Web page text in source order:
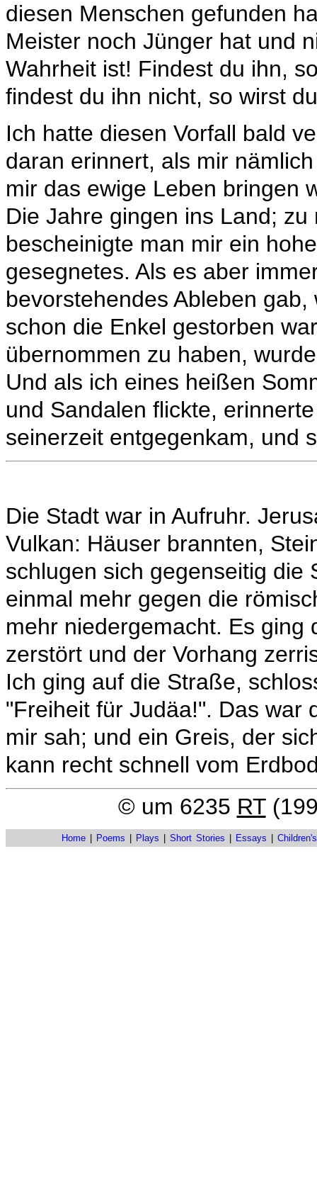
diesen Menschen gefunden
Meister noch Jünger hat und
Wahrheit ist! Findest du ihn,
findest du ihn nicht, so wirst
Ich hatte diesen Vorfall bald
daran erinnert, als mir
mir das ewige Leben bringen
Die Jahre gingen ins Land;
bescheinigte man mir ein
gesegnetes. Als es aber
bevorstehendes Ableben
schon die Enkel gestorben
übernommen zu haben,
Und als ich eines heißen
und Sandalen flickte,
seinerzeit entgegenkam, und
Die Stadt war in Aufruhr.
Vulkan: Häuser brannten,
schlugen sich gegenseitig die
einmal mehr gegen die
mehr niedergemacht. Es ging
zerstört und der Vorhang
Ich ging auf die Straße,
"Freiheit für Judäa!". Das war
mir sah; und ein Greis, der
kann recht schnell vom
© um 6235 RT
Home| Poems Plays Short Stories Essays